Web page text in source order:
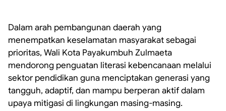
Dalam arah pembangunan daerah yang
menempatkan keselamatan masyarakat sebagai
prioritas, Wali Kota Payakumbuh Zulmaeta
mendorong penguatan literasi kebencanaan melalui
sektor pendidikan guna menciptakan generasi yang
tangguh, adaptif, dan mampu berperan aktif dalam
upaya mitigasi di lingkungan masing-masing.